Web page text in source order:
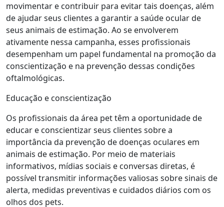
movimentar e contribuir para evitar tais doenças, além
de ajudar seus clientes a garantir a saúde ocular de
seus animais de estimação. Ao se envolverem
ativamente nessa campanha, esses profissionais
desempenham um papel fundamental na promoção da
conscientização e na prevenção dessas condições
oftalmológicas.
Educação e conscientização
Os profissionais da área pet têm a oportunidade de
educar e conscientizar seus clientes sobre a
importância da prevenção de doenças oculares em
animais de estimação. Por meio de materiais
informativos, mídias sociais e conversas diretas, é
possível transmitir informações valiosas sobre sinais de
alerta, medidas preventivas e cuidados diários com os
olhos dos pets.